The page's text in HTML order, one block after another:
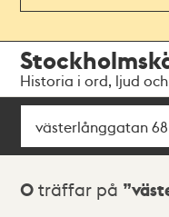
navigationen
huvudinnehållet
Historia i ord, ljud
Sök
Sökresultat
0 träffar på